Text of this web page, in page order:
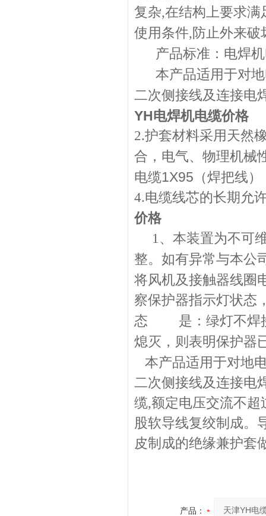
复杂,在结构上要求满
使用条件,防止外来破
产品标准：电焊
本产品适用于对
二次侧接线及连接电
YH电焊机电缆价格
2.护套材料采用天然
合，电气、物理机械
电缆1X95（焊把线）
4.电缆线芯的长期允
价格
1、本装置为不可
整。如有异常与本公
将风机及接触器线圈
察保护器指示灯状态
态
是：绿灯不焊接
熄灭，则表明保护器
本产品适用于对地
二次侧接线及连接电
缆,额定电压交流不
股软导线复绞制成。
皮制成的绝缘兼护套
产品：